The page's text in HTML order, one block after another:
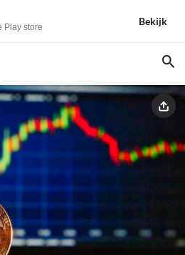
Play store
Bekijk